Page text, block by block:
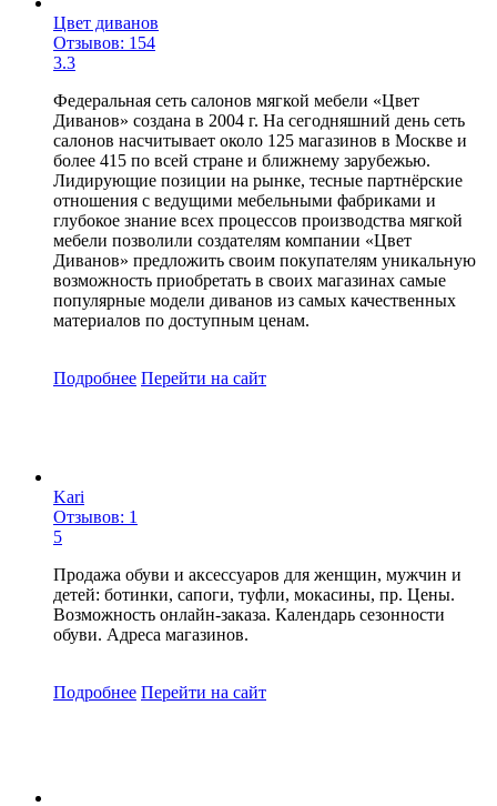
Цвет диванов
Отзывов: 154
3.3
Федеральная сеть салонов мягкой мебели «Цвет
Диванов» создана в 2004 г. На сегодняшний день сеть
салонов насчитывает около 125 магазинов в Москве и
более 415 по всей стране и ближнему зарубежью.
Лидирующие позиции на рынке, тесные партнёрские
отношения с ведущими мебельными фабриками и
глубокое знание всех процессов производства мягкой
мебели позволили создателям компании «Цвет
Диванов» предложить своим покупателям уникальную
возможность приобретать в своих магазинах самые
популярные модели диванов из самых качественных
материалов по доступным ценам.
Подробнее Перейти на сайт
Kari
Отзывов: 1
5
Продажа обуви и аксессуаров для женщин, мужчин и
детей: ботинки, сапоги, туфли, мокасины, пр. Цены.
Возможность онлайн-заказа. Календарь сезонности
обуви. Адреса магазинов.
Подробнее Перейти на сайт